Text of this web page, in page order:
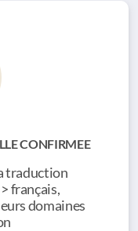
CONFIRMEE
traduction
français,
domaines